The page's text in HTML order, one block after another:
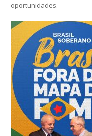
oportunidades.